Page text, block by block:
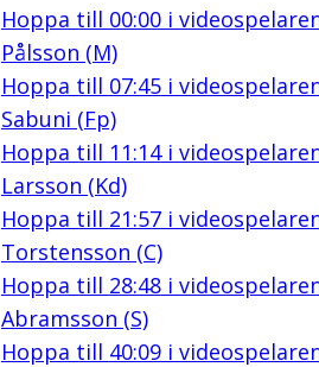
Hoppa till 00:00i
Pålsson (M)
Hoppa till 07:45i
Sabuni (Fp)
Hoppa till 11:14i
Larsson (Kd)
Hoppa till 21:57i
Torstensson (C)
Hoppa till 28:48i
Abramsson (S)
Hoppa till 40:09i